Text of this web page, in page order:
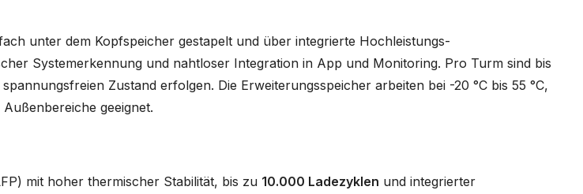
unter dem Kopfspeicher gestapelt und über integrierte Hochleistungs-
Systemerkennung und nahtloser Integration in App und Monitoring. Pro Turm sind bis
Zustand erfolgen. Die Erweiterungsspeicher arbeiten bei -20 °C bis 55 °C,
geeignet.
mit hoher thermischer Stabilität, bis zu 10.000 Ladezyklen und integrierter